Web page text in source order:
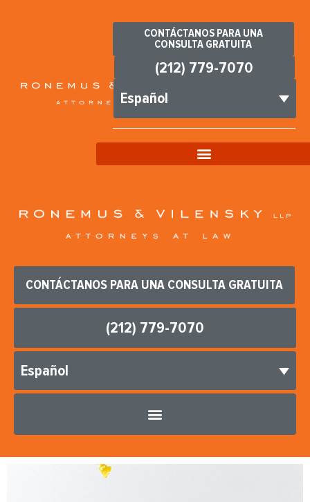
CONTÁCTANOS PARA UNA
CONSULTA GRATUITA
(212) 779-7070
Español
CONTÁCTANOS PARA UNA CONSULTA GRATUITA
(212) 779-7070
Español